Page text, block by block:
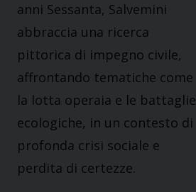
anni Sessanta, Salvemini
abbraccia una ricerca
pittorica di impegno civile,
affrontando tematiche come
la lotta operaia e le battaglie
ecologiche, in un contesto di
profonda crisi sociale e
perdita di certezze.